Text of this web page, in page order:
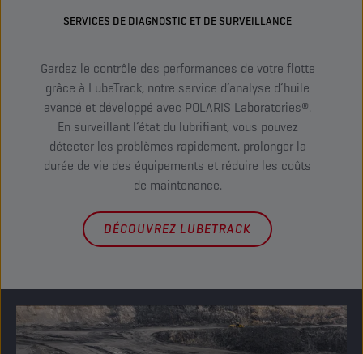
SERVICES DE DIAGNOSTIC ET DE SURVEILLANCE
Gardez le contrôle des performances de votre flotte
grâce à LubeTrack, notre service d’analyse d’huile
avancé et développé avec POLARIS Laboratories®.
En surveillant l’état du lubrifiant, vous pouvez
détecter les problèmes rapidement, prolonger la
durée de vie des équipements et réduire les coûts
de maintenance.
DÉCOUVREZ LUBETRACK